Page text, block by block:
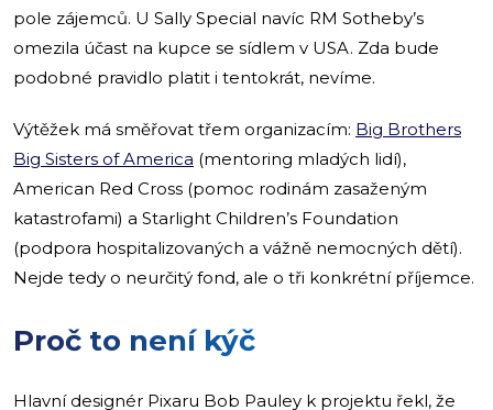
pole zájemců. U Sally Special navíc RM Sotheby’s
omezila účast na kupce se sídlem v USA. Zda bude
podobné pravidlo platit i tentokrát, nevíme.
Výtěžek má směřovat třem organizacím: Big Brothers
Big Sisters of America (mentoring mladých lidí),
American Red Cross (pomoc rodinám zasaženým
katastrofami) a Starlight Children’s Foundation
(podpora hospitalizovaných a vážně nemocných dětí).
Nejde tedy o neurčitý fond, ale o tři konkrétní příjemce.
Proč to není kýč
Hlavní designér Pixaru Bob Pauley k projektu řekl, že